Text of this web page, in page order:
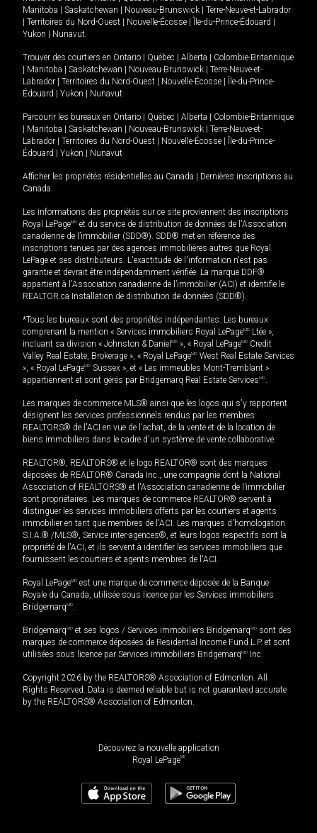
Manitoba
Saskatchewan Nouveau-Brunswick
Terre-Neuve-et-Labrador
Territoires du Nord-Ouest Nouvelle-Écosse Île-du-Prince-Édouard
Yukon
Nunavut.
Trouver des courtiers en Ontario Québec Alberta
Colombie-Britannique
Manitoba Saskatchewan Nouveau-Brunswick
Terre-Neuve-et-
Labrador
Territoires du Nord-Ouest Nouvelle-Écosse
Île-du-Prince-
Édouard
Yukon Nunavut
Parcourir les bureaux en Ontario Québec Alberta
Colombie-Britannique
Manitoba Saskatchewan Nouveau-Brunswick
Terre-Neuve-et-
Labrador
Territoires du Nord-Ouest Nouvelle-Écosse
Île-du-Prince-
Édouard
Yukon Nunavut
Afficher les propriétés résidentielles au Canada
Dernières inscriptions au
Canada
Les informations des propriétés sur ce site proviennent des inscriptions
Royal LePageMD et du service de distribution de données de l'Association
canadienne de l’immobilier (SDD®). SDD® met en référence des
inscriptions tenues par des agences immobilières autres que Royal
LePage et ses distributeurs. L'exactitude de l'information n'est pas
garantie et devrait être indépendamment vérifiée. La marque DDF®
appartient à l'Association canadienne de l’immobilier (ACI) et identifie le
REALTOR.ca Installation de distribution de données (SDD®).
*Tous les bureaux sont des propriétés indépendantes. Les bureaux
comprenant la mention « Services immobiliers Royal LePageMD Ltée »,
incluant sa division « Johnston & Daniel MD », « Royal LePageMD Credit
Valley Real Estate, Brokerage », « Royal LePageMD West Real Estate Services
», « Royal LePageMD Sussex », et « Les immeubles Mont-Tremblant »
appartiennent et sont gérés par Bridgemarq Real Estate ServicesMD.
Les marques de commerce MLS® ainsi que les logos qui s'y rapportent
désignent les services professionnels rendus par les membres
REALTORS® de l'ACI en vue de l'achat, de la vente et de la location de
biens immobiliers dans le cadre d'un système de vente collaborative.
REALTOR®, REALTORS® et le logo REALTOR® sont des marques
déposées de REALTOR® Canada Inc., une compagnie dont la National
Association of REALTORS® et l'Association canadienne de l’immobilier
sont propriétaires. Les marques de commerce REALTOR® servent à
distinguer les services immobiliers offerts par les courtiers et agents
immobilier en tant que membres de l'ACI. Les marques d'homologation
S.I.A.® /MLS®, Service inter-agences®, et leurs logos respectifs sont la
propriété de l'ACI, et ils servent à identifier les services immobiliers que
fournissent les courtiers et agents membres de l'ACI.
Royal LePageMD est une marque de commerce déposée de la Banque
Royale du Canada, utilisée sous licence par les Services immobiliers
BridgemarqMD.
BridgemarqMD et ses logos / Services immobiliers BridgemarqMD sont des
marques de commerce déposées de Residential Income Fund L.P. et sont
utilisées sous licence par Services immobiliers BridgemarqMD Inc.
Copyright 2026 by the REALTORS® Association of Edmonton. All
Rights Reserved. Data is deemed reliable but is not guaranteed accurate
by the REALTORS® Association of Edmonton.
Découvrez la nouvelle application
Royal LePageMD